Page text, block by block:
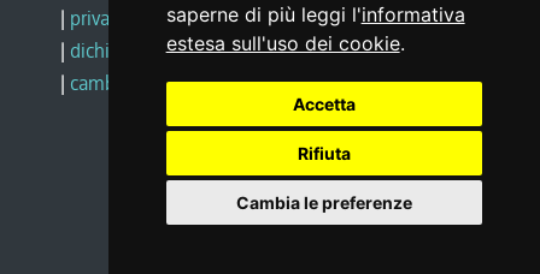
saperne di più leggi l'informativa
estesa sull'uso dei cookie.
Accetta
Rifiuta
Cambia le preferenze
| privacy
social media policy
| dichiarazione di accessibilità |feedback
| cambio preferenze cookie
Realizzato da